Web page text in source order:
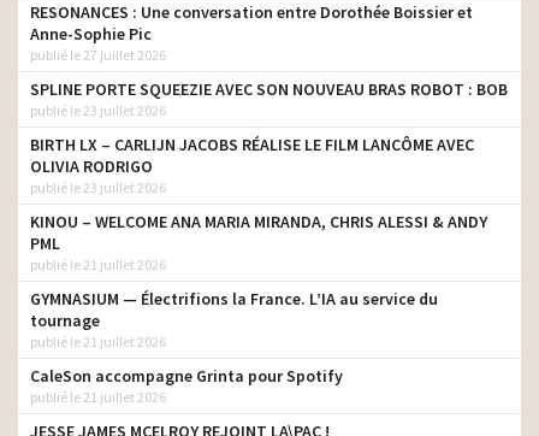
RESONANCES : Une conversation entre Dorothée Boissier et
Anne-Sophie Pic
publié le 27 juillet 2026
SPLINE PORTE SQUEEZIE AVEC SON NOUVEAU BRAS ROBOT : BOB
publié le 23 juillet 2026
BIRTH LX – CARLIJN JACOBS RÉALISE LE FILM LANCÔME AVEC
OLIVIA RODRIGO
publié le 23 juillet 2026
KINOU – WELCOME ANA MARIA MIRANDA, CHRIS ALESSI & ANDY
PML
publié le 21 juillet 2026
GYMNASIUM — Électrifions la France. L’IA au service du
tournage
publié le 21 juillet 2026
CaleSon accompagne Grinta pour Spotify
publié le 21 juillet 2026
JESSE JAMES MCELROY REJOINT LA\PAC !